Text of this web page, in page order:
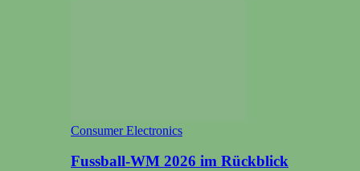
Consumer Electronics
Fussball-WM 2026 im Rückblick